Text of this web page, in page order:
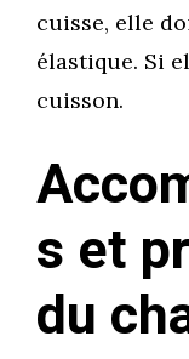
cuisse, elle
élastique. Si
cuisson.
s et
du